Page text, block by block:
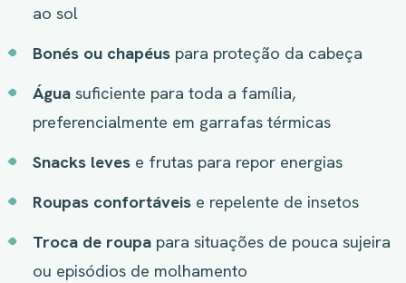
ao sol
Bonés ou chapéus para proteção da cabeça
Água suficiente para toda a família,
preferencialmente em garrafas térmicas
Snacks leves e frutas para repor energias
Roupas confortáveis e repelente de insetos
Troca de roupa para situações de pouca sujeira
ou episódios de molhamento